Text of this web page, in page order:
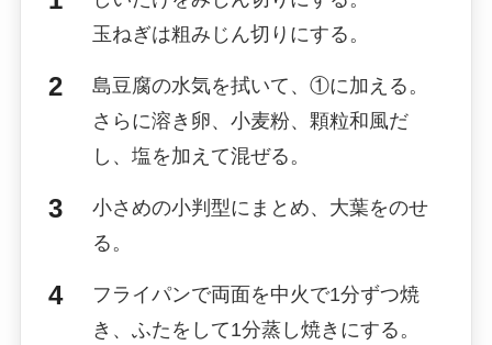
玉ねぎは粗みじん切りにする。
島豆腐の水気を拭いて、①に加える。
さらに溶き卵、小麦粉、顆粒和風だ
し、塩を加えて混ぜる。
小さめの小判型にまとめ、大葉をのせ
る。
フライパンで両面を中火で1分ずつ焼
き、ふたをして1分蒸し焼きにする。